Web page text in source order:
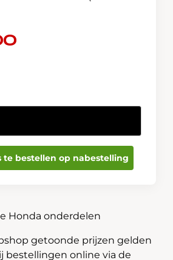
aan winkelwagen
te bestellen op nabestelling
Honda onderdelen
getoonde prijzen gelden
bestellingen online via de